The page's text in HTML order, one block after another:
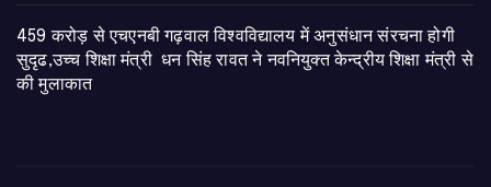
459 करोड़ से एचएनबी गढ़वाल विश्वविद्यालय में अनुसंधान संरचना होगी
सुदृढ,उच्च शिक्षा मंत्री धन सिंह रावत ने नवनियुक्त केन्द्रीय शिक्षा मंत्री से
की मुलाकात